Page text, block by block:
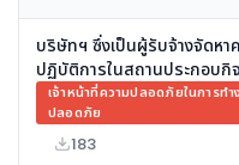
บริษัทฯ ซึ่งเป็นผู้รับจ้างจัดหา
ปฏิบัติการในสถานประกอบกิ
ความปลอดภัย อาชีวอนามัย
เจ้าหน้าที่ความปลอดภัยในการท
ปลอดภัย
183